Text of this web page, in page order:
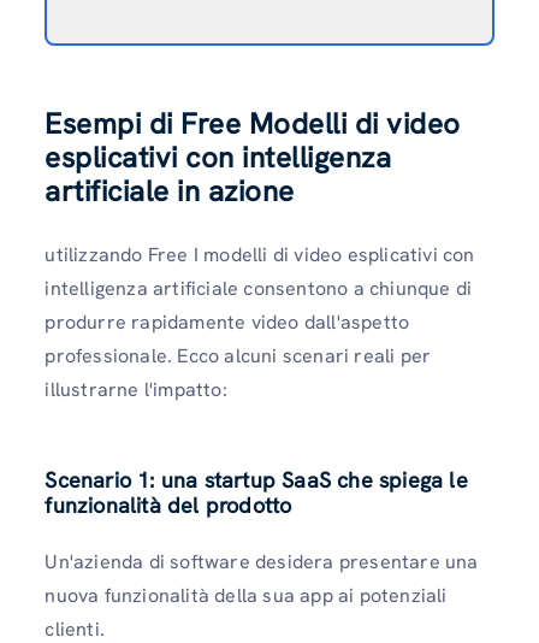
Esempi di Free Modelli di video
esplicativi con intelligenza
artificiale in azione
utilizzando Free I modelli di video esplicativi con
intelligenza artificiale consentono a chiunque di
produrre rapidamente video dall'aspetto
professionale. Ecco alcuni scenari reali per
illustrarne l'impatto:
Scenario 1: una startup SaaS che spiega le
funzionalità del prodotto
Un'azienda di software desidera presentare una
nuova funzionalità della sua app ai potenziali
clienti.